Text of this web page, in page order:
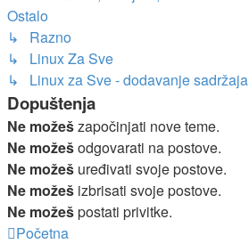
Ostalo
↳ Razno
↳ Linux Za Sve
↳ Linux za Sve - dodavanje sadržaja
Dopuštenja
Ne možešzapočinjati nove teme.
Ne možešodgovarati na postove.
Ne možeš uređivati svoje postove.
Ne možeš izbrisati svoje postove.
Ne možešpostati privitke.
Početna